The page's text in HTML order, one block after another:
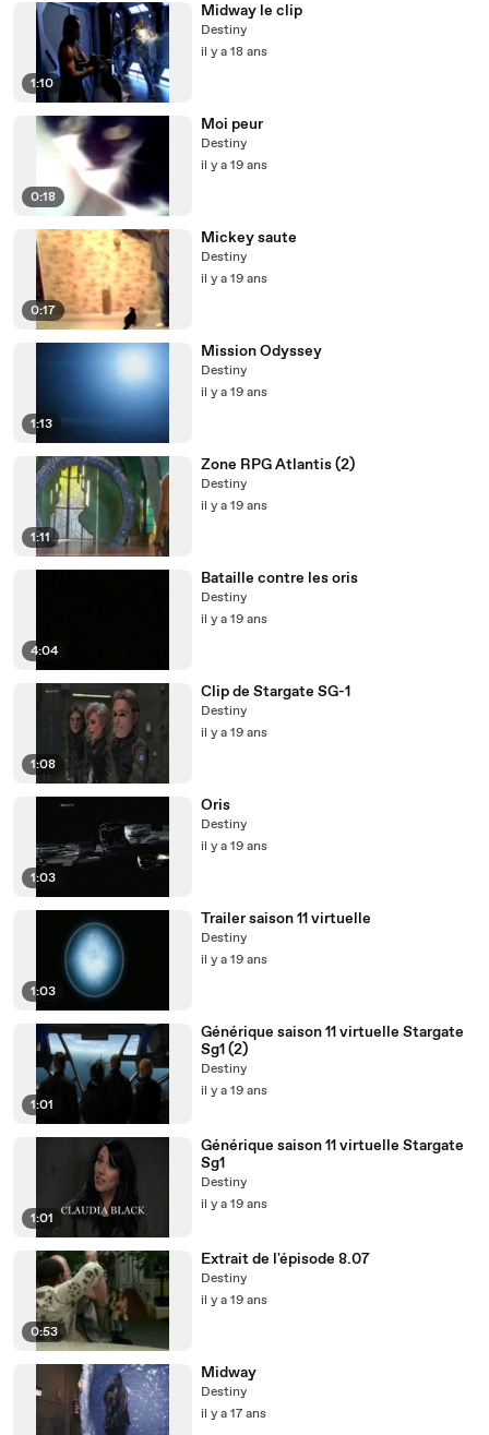
1:10
Midway le clip
Destiny
il y a 18 ans
0:18
Moi peur
Destiny
il y a 19 ans
0:17
Mickey saute
Destiny
il y a 19 ans
1:13
Mission Odyssey
Destiny
il y a 19 ans
1:11
Zone RPG Atlantis (2)
Destiny
il y a 19 ans
4:04
Bataille contre les oris
Destiny
il y a 19 ans
1:08
Clip de Stargate SG-1
Destiny
il y a 19 ans
1:03
Oris
Destiny
il y a 19 ans
1:03
Trailer saison 11 virtuelle
Destiny
il y a 19 ans
1:01
Générique saison 11 virtuelle Stargate
Sg1 (2)
Destiny
il y a 19 ans
1:01
Générique saison 11 virtuelle Stargate
Sg1
Destiny
il y a 19 ans
0:53
Extrait de l'épisode 8.07
Destiny
il y a 19 ans
Midway
Destiny
il y a 17 ans